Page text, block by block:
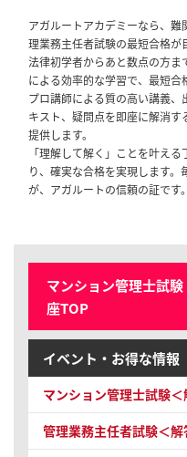
2025/05/28 マンション管理士試
【リリース情報】マンション管理
年合格目標】単科講座リリース
2024/12/28 全資格種
【ご案内】年末年始の営業について
2024/12/06 全資格種
【ご案内】※重要※【2024年12月
アガルートアカデミーなら、
理業務主任者試験の最短合格が
法律初学者からあと数点の方
による効率的な学習で、最短合
プロ講師による質の高い講義
キスト、疑問点を即座に解消
提供します。
「理解して解く」ことを叶え
り、確実な合格を実現します
が、アガルートの信頼の証です。
マンション管理士試
座TOP
イベント・お得な情報
マンション管理士試験
管理業務主任者試験＜